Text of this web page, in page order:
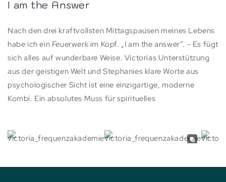
I am the Answer
Nach den drei kraftvollsten Mittagspausen meines Lebens
habe ich ein Feuerwerk im Kopf. „I am the answer“. - Es fügt
sich alles auf wunderbare Weise. Victorias Unterstützung
aus der geistigen Welt und Stephanies klare Worte aus
psychologischer Sicht ist eine einzigartige, moderne
Kombi. Ein absolutes Muss für spirituelles